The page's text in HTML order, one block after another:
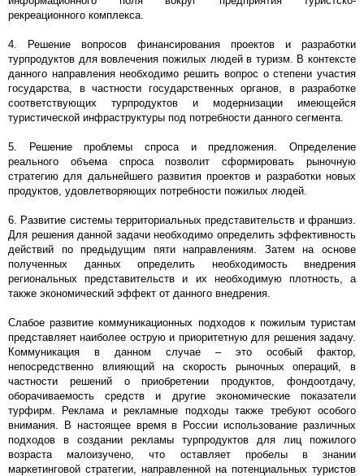
рекреационного комплекса.
4. Решение вопросов финансирования проектов и разработки
турпродуктов для вовлечения пожилых людей в туризм. В контексте
данного направления необходимо решить вопрос о степени участия
государства, в частности государственных органов, в разработке
соответствующих турпродуктов и модернизации имеющейся
туристической инфраструктуры под потребности данного сегмента.
5. Решение проблемы спроса и предложения. Определение
реального объема спроса позволит сформировать рыночную
стратегию для дальнейшего развития проектов и разработки новых
продуктов, удовлетворяющих потребности пожилых людей.
6. Развитие системы территориальных представительств и франшиз.
Для решения данной задачи необходимо определить эффективность
действий по предыдущим пяти направлениям. Затем на основе
полученных данных определить необходимость внедрения
региональных представительств и их необходимую плотность, а
также экономический эффект от данного внедрения.
Слабое развитие коммуникационных подходов к пожилым туристам
представляет наиболее острую и приоритетную для решения задачу.
Коммуникация в данном случае – это особый фактор,
непосредственно влияющий на скорость рыночных операций, в
частности решений о приобретении продуктов, фондоотдачу,
оборачиваемость средств и другие экономические показатели
турфирм. Реклама и рекламные подходы также требуют особого
внимания. В настоящее время в России использование различных
подходов в создании рекламы турпродуктов для лиц пожилого
возраста малоизучено, что оставляет пробелы в знании
маркетинговой стратегии, направленной на потенциальных туристов